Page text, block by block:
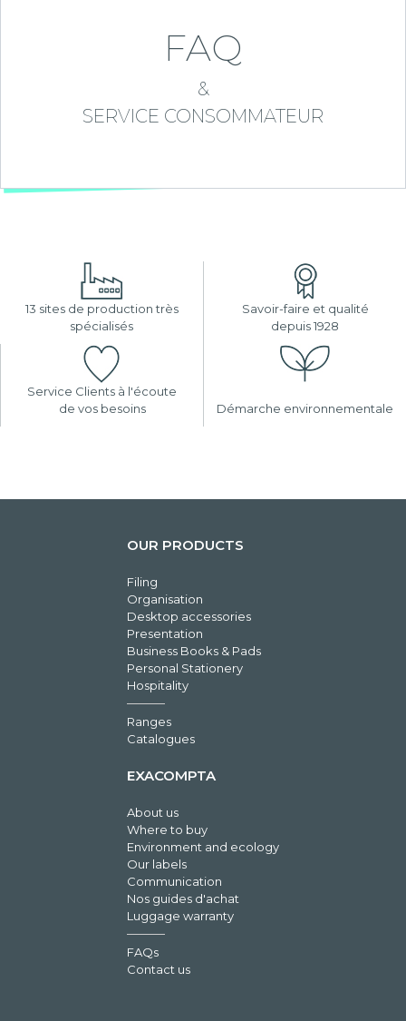
FAQ
&
SERVICE CONSOMMATEUR
13 sites de production très
spécialisés
Savoir-faire et qualité
depuis 1928
Service Clients à l'écoute
de vos besoins
Démarche environnementale
OUR PRODUCTS
Filing
Organisation
Desktop accessories
Presentation
Business Books & Pads
Personal Stationery
Hospitality
Ranges
Catalogues
EXACOMPTA
About us
Where to buy
Environment and ecology
Our labels
Communication
Nos guides d'achat
Luggage warranty
FAQs
Contact us